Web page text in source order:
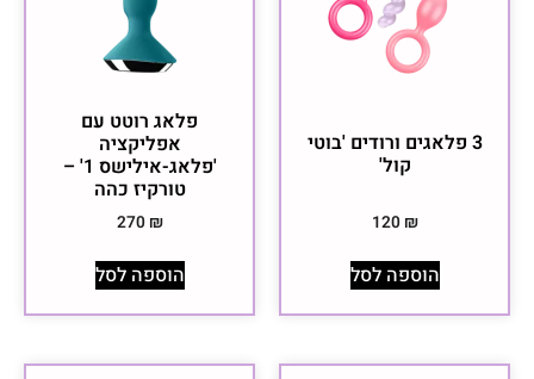
3 פלאגים ורודים 'בוטי
קול'
120 ₪
הוספה לסל
פלאג רוטט עם
אפליקציה
'פלאג-אילישס 1' –
טורקיז כהה
270 ₪
הוספה לסל